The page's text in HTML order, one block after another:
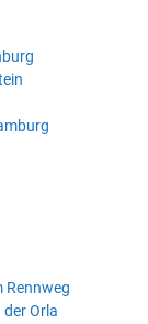
Rennweg
Orla